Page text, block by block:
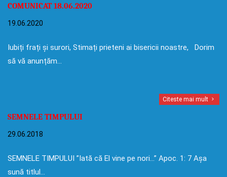
COMUNICAT 18.06.2020
19.06.2020
Iubiți frați și surori, Stimați prieteni ai bisericii noastre, Dorim
să vă anunțăm…
Citeste mai mult
SEMNELE TIMPULUI
29.06.2018
SEMNELE TIMPULUI ”Iată că El vine pe nori…” Apoc. 1: 7 Așa
sună titlul…